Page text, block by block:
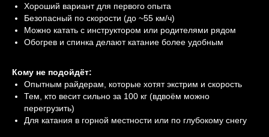
Хороший вариант для первого опыта
Безопасный по скорости (до ~55 км/ч)
Можно катать с инструктором или родителями рядом
Обогрев и спинка делают катание более удобным
Кому не подойдёт:
Опытным райдерам, которые хотят экстрим и скорость
Тем, кто весит сильно за 100 кг (вдвоём можно
перегрузить)
Для катания в горной местности или по глубокому снегу